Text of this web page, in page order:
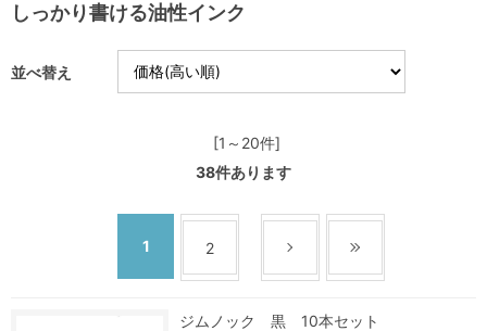
しっかり書ける油性インク
並べ替え
[1～20件]
38件あります
1 2
ジムノック 黒 10本セット